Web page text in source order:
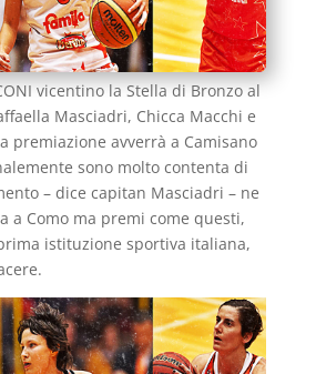
vicentino la Stella di Bronzo al
Masciadri, Chicca Macchi e
premiazione avverrà a Camisano
sono molto contenta di
– dice capitan Masciadri – ne
a Como ma premi come questi,
istituzione sportiva italiana,